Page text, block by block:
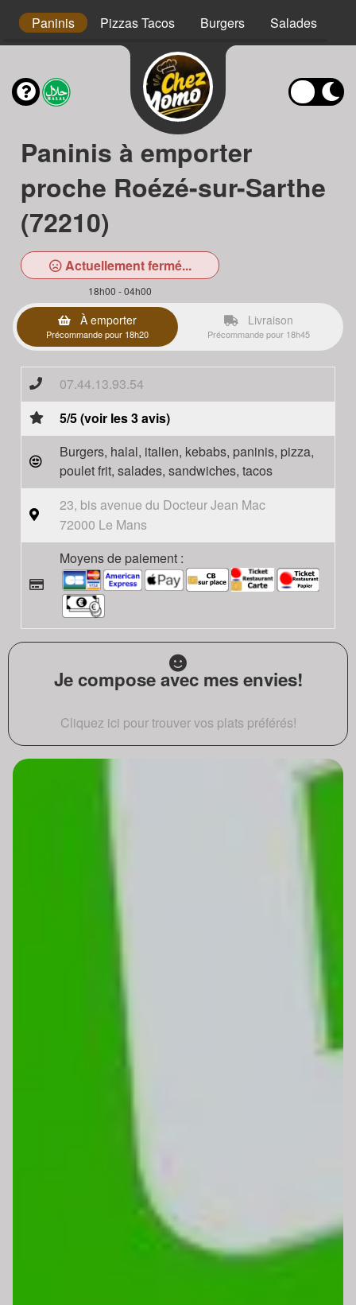
Paninis Pizzas Tacos Burgers Salades
Paninis à emporter
proche Roézé-sur-Sarthe
(72210)
Actuellement fermé...
18h00 - 04h00
À emporter
Précommande pour 18h20
Livraison
Précommande pour 18h45
07.44.13.93.54
5/5 (voir les 3 avis)
Burgers, halal, italien, kebabs, paninis, pizza,
poulet frit, salades, sandwiches, tacos
23, bis avenue du Docteur Jean Mac
72000 Le Mans
Moyens de paiement :
Je compose avec mes envies!
Cliquez ici pour trouver vos plats préférés!